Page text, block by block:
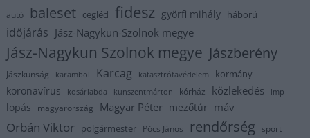
autó baleset cegléd fidesz györfi mihály háború
időjárás Jász-Nagykun-Szolnok megye
Jász-Nagykun Szolnok megye Jászberény
Jászkunság karambol Karcag katasztrófavédelem kormány
koronavírus kosárlabda kunszentmárton kórház közlekedés lmp
lopás magyarország Magyar Péter mezőtúr máv
Orbán Viktor polgármester Pócs János rendőrség sport